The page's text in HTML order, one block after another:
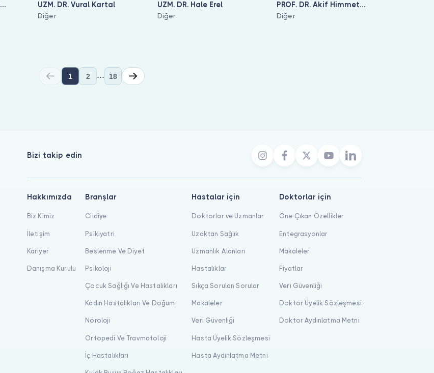
UZM. DR. Vural Kartal
Diğer
UZM. DR. Hale Erel
Diğer
PROF. DR. Akif Himmet
Karazeybek
Diğer
1 2 ... 18
Bizi takip edin
Hakkımızda
Biz Kimiz
İletişim
Kariyer
Danışma Kurulu
Branşlar
Cildiye
Psikiyatri
Beslenme Ve Diyet
Psikoloji
Çocuk Sağlığı Ve Hastalıkları
Kadın Hastalıkları Ve Doğum
Nöroloji
Ortopedi Ve Travmatoloji
İç Hastalıkları
Hastalar için
Doktorlar ve Uzmanlar
Uzaktan Sağlık
Uzmanlık Alanları
Hastalıklar
Sıkça Sorulan Sorular
Makaleler
Veri Güvenliği
Hasta Üyelik Sözleşmesi
Hasta Aydınlatma Metni
Doktorlar için
Öne Çıkan Özellikler
Entegrasyonlar
Makaleler
Fiyatlar
Veri Güvenliği
Doktor Üyelik Sözleşmesi
Doktor Aydınlatma Metni